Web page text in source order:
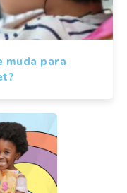
muda para